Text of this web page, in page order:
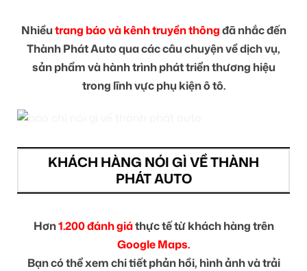
Nhiềutrang báo và kênh truyền thôngđã nhắc đến
Thành Phát Auto qua các câu chuyện về dịch vụ,
sản phẩm và hành trình phát triển thương hiệu
trong lĩnh vực phụ kiện ô tô.
KHÁCH HÀNG NÓI GÌ VỀ THÀNH
PHÁT AUTO
Hơn1.200 đánh giáthực tế từ khách hàng trên
Google Maps.
Bạn có thể xem chi tiết phản hồi, hình ảnh và trải